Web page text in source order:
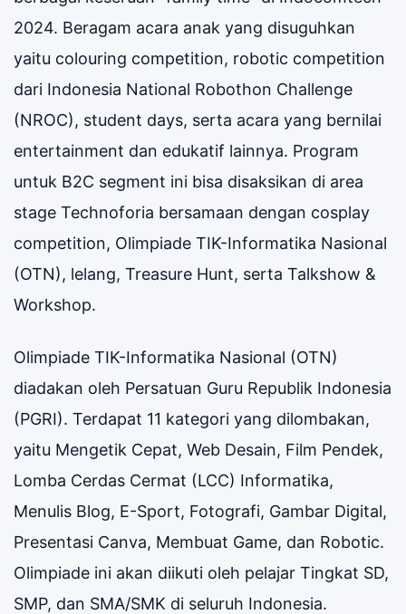
2024. Beragam acara anak yang disuguhkan
yaitu colouring competition, robotic competition
dari Indonesia National Robothon Challenge
(NROC), student days, serta acara yang bernilai
entertainment dan edukatif lainnya. Program
untuk B2C segment ini bisa disaksikan di area
stage Technoforia bersamaan dengan cosplay
competition, Olimpiade TIK-Informatika Nasional
(OTN), lelang, Treasure Hunt, serta Talkshow &
Workshop.
Olimpiade TIK-Informatika Nasional (OTN)
diadakan oleh Persatuan Guru Republik Indonesia
(PGRI). Terdapat 11 kategori yang dilombakan,
yaitu Mengetik Cepat, Web Desain, Film Pendek,
Lomba Cerdas Cermat (LCC) Informatika,
Menulis Blog, E-Sport, Fotografi, Gambar Digital,
Presentasi Canva, Membuat Game, dan Robotic.
Olimpiade ini akan diikuti oleh pelajar Tingkat SD,
SMP, dan SMA/SMK di seluruh Indonesia.